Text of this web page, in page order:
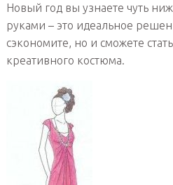
Новый год вы узнаете чуть
руками – это идеальное
сэкономите, но и сможете
креативного костюма.